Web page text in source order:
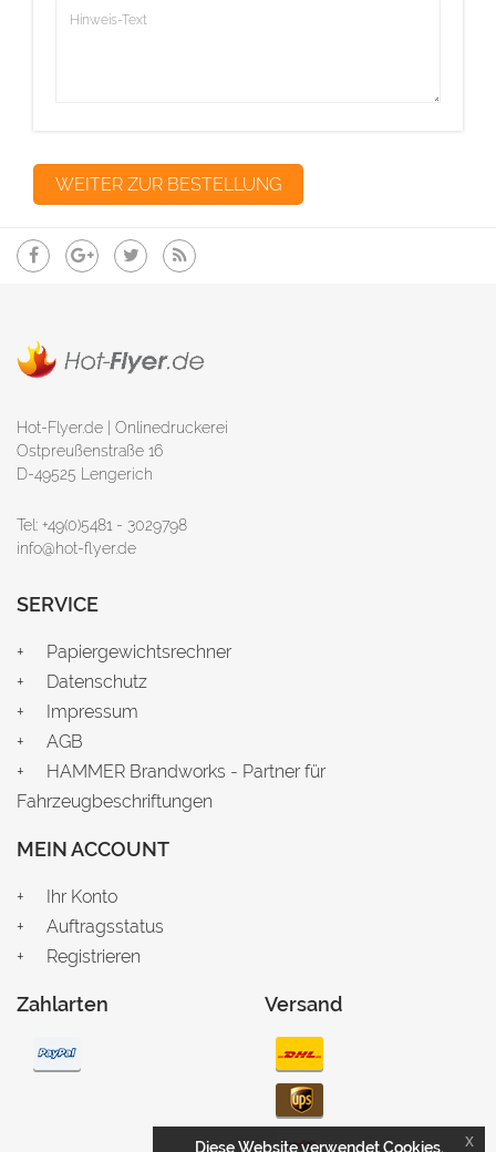
Hot-Flyer.de | Onlinedruckerei
Ostpreußenstraße 16
D-49525 Lengerich
Tel: +49(0)5481 - 3029798
info@hot-flyer.de
SERVICE
Papiergewichtsrechner
Datenschutz
Impressum
AGB
HAMMER Brandworks - Partner für
Fahrzeugbeschriftungen
MEIN ACCOUNT
Ihr Konto
Auftragsstatus
Registrieren
Zahlarten Versand
Diese Website verwendet Cookies. x